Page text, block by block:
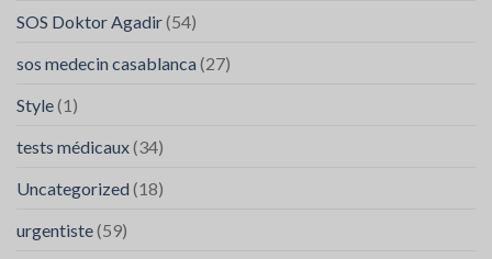
SOS Doktor Agadir(54)
sos medecin casablanca (27)
Style(1)
tests médicaux(34)
Uncategorized (18)
urgentiste(59)